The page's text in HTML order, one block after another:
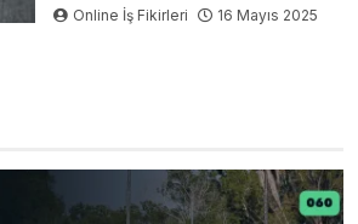
Online İş Fikirleri 16 Mayıs 2025